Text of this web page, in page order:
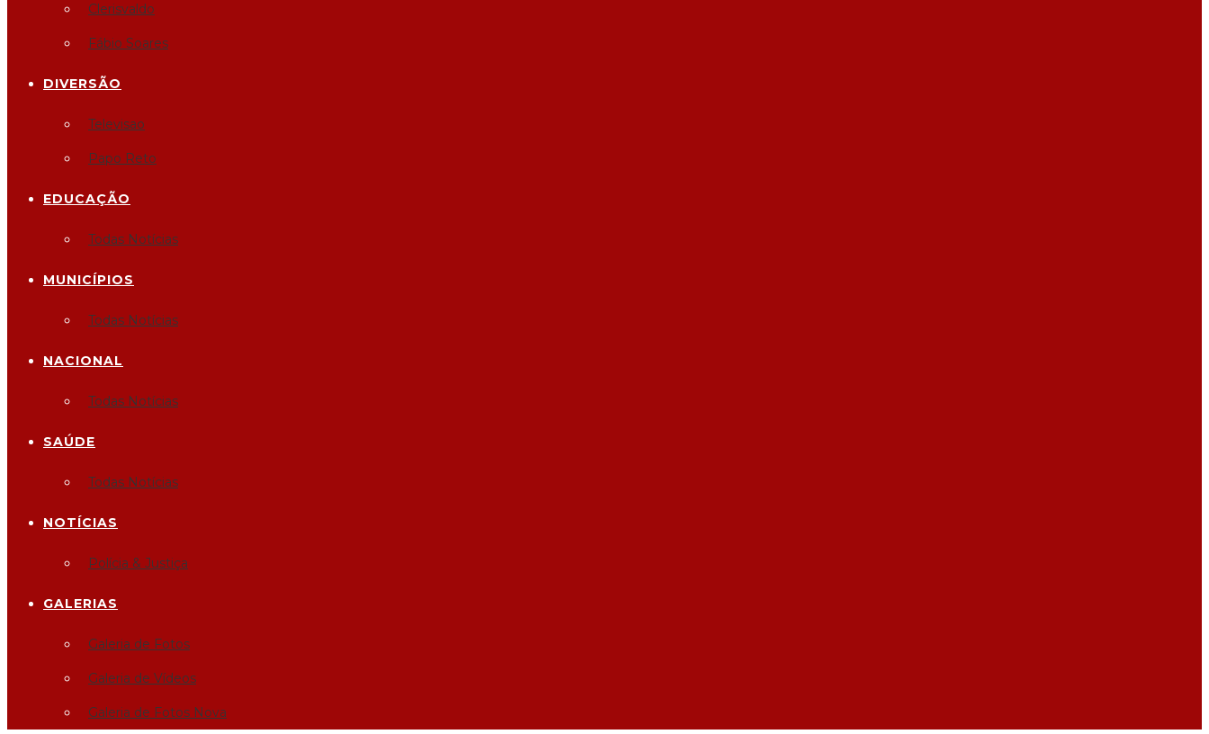
Clerisvaldo
Fábio Soares
DIVERSÃO
Televisao
Papo Reto
EDUCAÇÃO
Todas Notícias
MUNICÍPIOS
Todas Notícias
NACIONAL
Todas Notícias
SAÚDE
Todas Notícias
NOTÍCIAS
Polícia & Justiça
GALERIAS
Galeria de Fotos
Galeria de Vídeos
Galeria de Fotos Nova